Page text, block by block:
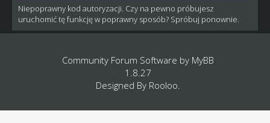
Niepoprawny kod autoryzacji. Czy na pewno próbujesz
uruchomić tę funkcję w poprawny sposób? Spróbuj ponownie.
Community Forum Software by MyBB
1.8.27
Designed By Rooloo.